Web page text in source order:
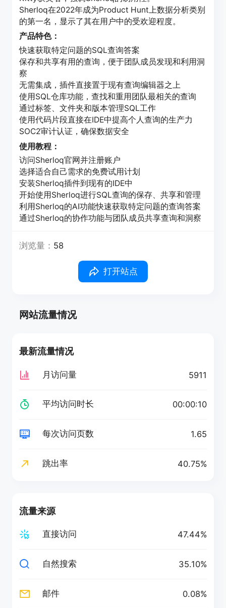
Sherloq在2022年成为Product Hunt上数据分析类别
的第一名，显示了其在用户中的受欢迎程度。
产品特色：
快速获取特定问题的SQL查询答案
保存和共享有用的查询，便于团队成员发现和利用洞
察
无需集成，插件直接置于现有查询编辑器之上
使用SQL仓库功能，查找和重用团队最相关的查询
通过标签、文件夹和版本管理SQL工作
使用代码片段直接在IDE中提高个人查询的生产力
SOC2审计认证，确保数据安全
使用教程：
访问Sherloq官网并注册账户
选择适合自己需求的免费试用计划
安装Sherloq插件到现有的IDE中
开始使用Sherloq进行SQL查询的保存、共享和管理
利用Sherloq的AI功能快速获取特定问题的查询答案
通过Sherloq的协作功能与团队成员共享查询和洞察
浏览量： 58
打开站点
网站流量情况
最新流量情况
月访问量 5911
平均访问时长 00:00:10
每次访问页数 1.65
跳出率 40.75%
流量来源
直接访问 47.44%
自然搜索 35.10%
邮件 0.08%